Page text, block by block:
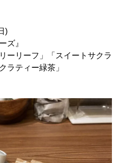
)
ズ』
ーリーフ」「スイートサクラ
ラティー緑茶」